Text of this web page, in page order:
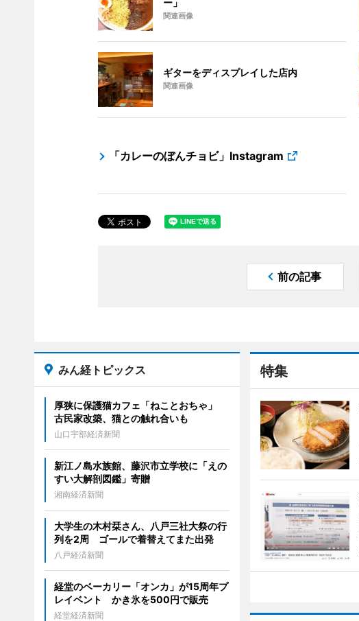
ー」
関連画像
ギターをディスプレイした店内
関連画像
「カレーのぼんチョビ」Instagram
前の記事
特集
みん経トピックス
厚狭に保護猫カフェ「ねことおちゃ」
古民家改築、猫との触れ合いも
山口宇部経済新聞
新江ノ島水族館、藤沢市立学校に「えの
すい大解剖図鑑」寄贈
湘南経済新聞
大学生の木村栞さん、八戸三社大祭の行
列を2周 ゴールで着替えてまた出発
八戸経済新聞
経堂のベーカリー「オンカ」が15周年プ
レイベント かき氷を500円で販売
経堂経済新聞